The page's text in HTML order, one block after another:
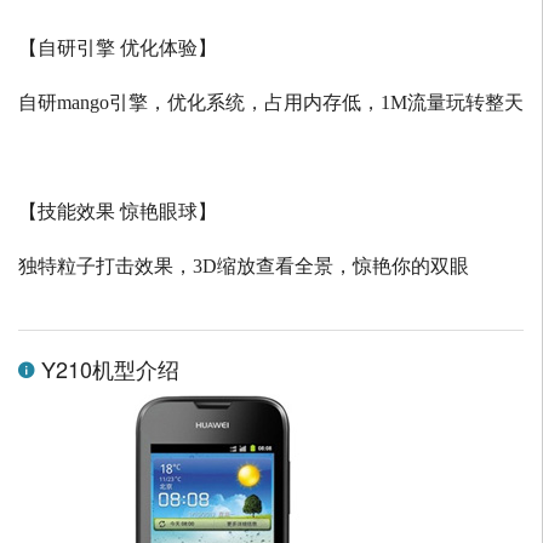
【自研引擎 优化体验】
自研mango引擎，优化系统，占用内存低， 1M流量玩转整天
【技能效果 惊艳眼球】
独特粒子打击效果， 3D缩放查看全景，惊艳你的双眼
Y210机型介绍